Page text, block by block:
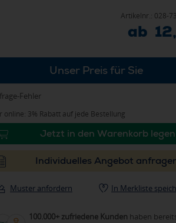
Artikelnr.: 028-
ab
Unser Preis für Sie
Fehler
online: 3% Rabatt auf jede Bestellung
Jetzt in den Warenkorb legen
Individuelles Angebot
Muster anfordern In Merkliste
100.000+ zufriedene Kunden haben